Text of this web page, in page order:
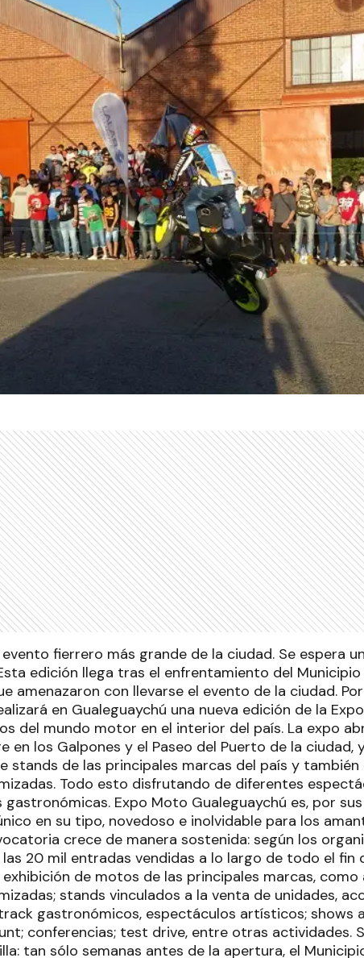
fierrero más grande de la ciudad. Se espera
edición llega tras el enfrentamiento del
amenazaron con llevarse el evento de la ciudad.
en Gualeguaychú una nueva edición de la
del mundo motor en el interior del país. La expo
en los Galpones y el Paseo del Puerto de la
stands de las principales marcas del país y
Todo esto disfrutando de diferentes
Expo Moto Gualeguaychú es, por
en su tipo, novedoso e inolvidable para los
crece de manera sostenida: según los
20 mil entradas vendidas a lo largo de todo el fin
de motos de las principales marcas,
stands vinculados a la venta de unidades,
gastronómicos, espectáculos artísticos; shows
conferencias; test drive, entre otras actividades.
tan sólo semanas antes de la apertura, el